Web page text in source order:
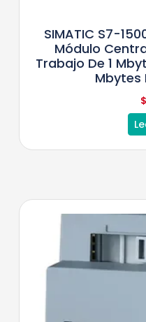
SIMATIC S7-
Módulo
Trabajo De 1
Mbytes
$